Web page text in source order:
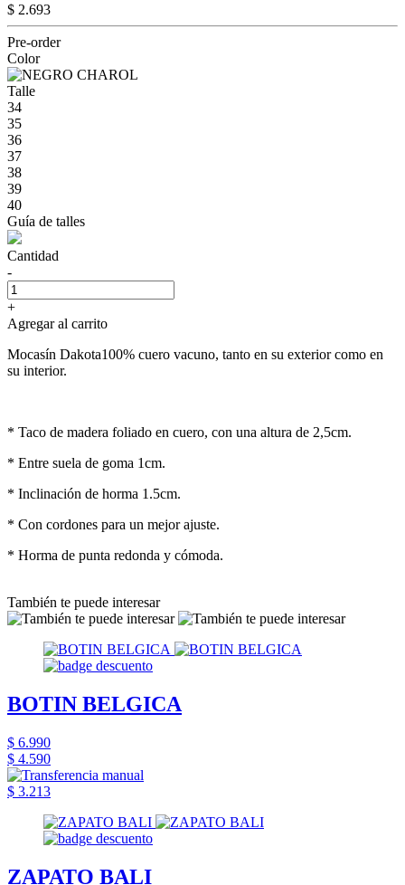
$ 2.693
Pre-order
Color
Talle
34
35
36
37
38
39
40
Guía de talles
Cantidad
-
+
Agregar al carrito
Mocasín Dakota100% cuero vacuno, tanto en su exterior como en
su interior.
* Taco de madera foliado en cuero, con una altura de 2,5cm.
* Entre suela de goma 1cm.
* Inclinación de horma 1.5cm.
* Con cordones para un mejor ajuste.
* Horma de punta redonda y cómoda.
También te puede interesar
BOTIN BELGICA
$ 6.990
$ 4.590
$ 3.213
ZAPATO BALI